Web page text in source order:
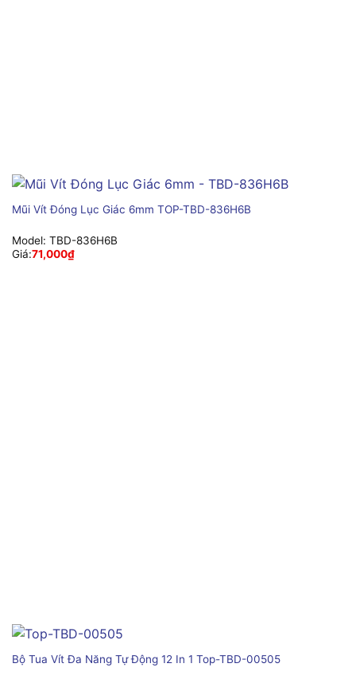
Mũi Vít Đóng Lục Giác 6mm TOP-TBD-836H6B
Model: TBD-836H6B
Giá:71,000₫
Bộ Tua Vít Đa Năng Tự Động 12 In 1 Top-TBD-00505